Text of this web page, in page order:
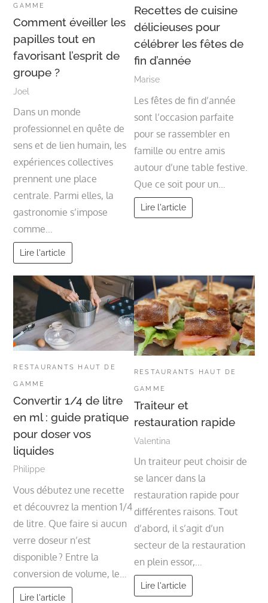
GAMME
Comment éveiller les
papilles tout en
favorisant l’esprit de
groupe ?
Joel
Dans un monde
professionnel en quête de
sens et de lien humain, les
expériences collectives
prennent une place
centrale. Parmi elles, la
gastronomie s’impose
comme…
Lire l'article
Recettes de cuisine
délicieuses pour
célébrer les fêtes de
fin d’année
Marise
Les fêtes de fin d’année
sont l’occasion parfaite
pour se rassembler en
famille ou entre amis
autour d’une table festive.
Que ce soit pour un…
Lire l'article
RESTAURANTS HAUT DE
GAMME
Convertir 1/4 de litre
en ml : guide pratique
pour doser vos
liquides
Philippe
Vous débutez une recette
et découvrez la mention 1/4
de litre. Que faire si aucun
verre doseur n’est
disponible ? Entre la
conversion de volume, le…
Lire l'article
RESTAURANTS HAUT DE
GAMME
Traiteur et
restauration rapide
Valentina
Un traiteur peut choisir de
se lancer dans la
restauration rapide pour
différentes raisons. Tout
d’abord, il s’agit d’un
secteur de la restauration
en plein essor,…
Lire l'article